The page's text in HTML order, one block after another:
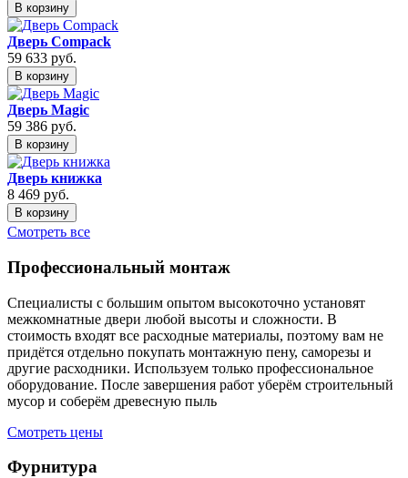
В корзину
Дверь Compack
59 633 руб.
В корзину
Дверь Magic
59 386 руб.
В корзину
Дверь книжка
8 469 руб.
В корзину
Смотреть все
Профессиональный монтаж
Специалисты с большим опытом высокоточно установят
межкомнатные двери любой высоты и сложности. В
стоимость входят все расходные материалы, поэтому вам не
придётся отдельно покупать монтажную пену, саморезы и
другие расходники. Используем только профессиональное
оборудование. После завершения работ уберём строительный
мусор и соберём древесную пыль
Смотреть цены
Фурнитура